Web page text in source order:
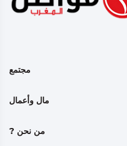
مجتمع
مال وأعمال
من نحن ?